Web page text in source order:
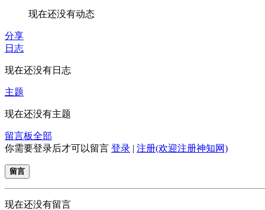
现在还没有动态
分享
日志
现在还没有日志
主题
现在还没有主题
留言板全部
你需要登录后才可以留言 登录 | 注册(欢迎注册神知网)
留言
现在还没有留言